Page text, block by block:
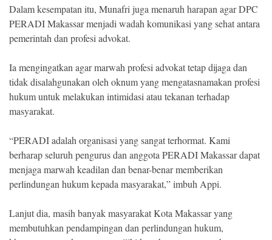
Dalam kesempatan itu, Munafri juga menaruh harapan agar DPC
PERADI Makassar menjadi wadah komunikasi yang sehat antara
pemerintah dan profesi advokat.
Ia mengingatkan agar marwah profesi advokat tetap dijaga dan
tidak disalahgunakan oleh oknum yang mengatasnamakan profesi
hukum untuk melakukan intimidasi atau tekanan terhadap
masyarakat.
“PERADI adalah organisasi yang sangat terhormat. Kami
berharap seluruh pengurus dan anggota PERADI Makassar dapat
menjaga marwah keadilan dan benar-benar memberikan
perlindungan hukum kepada masyarakat,” imbuh Appi.
Lanjut dia, masih banyak masyarakat Kota Makassar yang
membutuhkan pendampingan dan perlindungan hukum,